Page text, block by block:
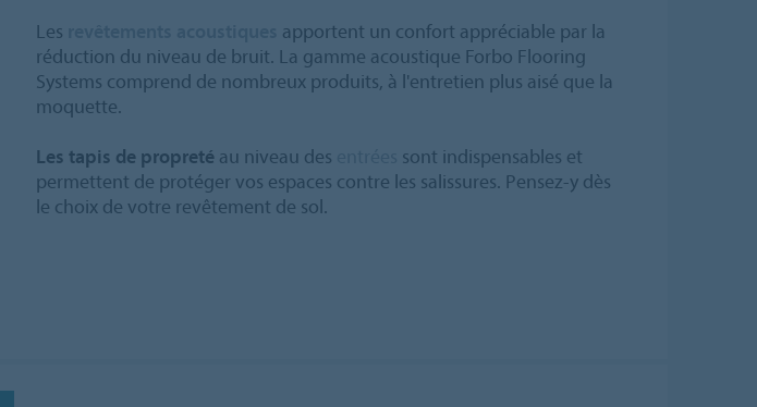
Les
apportent un confort appréciable par la
réduction du niveau de bruit. La gamme acoustique Forbo Flooring
Systems comprend de nombreux produits, à l'entretien plus aisé que la
moquette.
Les tapis de propreté au niveau des
sont indispensables et
permettent de protéger vos espaces contre les salissures. Pensez-y dès
le choix de votre revêtement de sol.